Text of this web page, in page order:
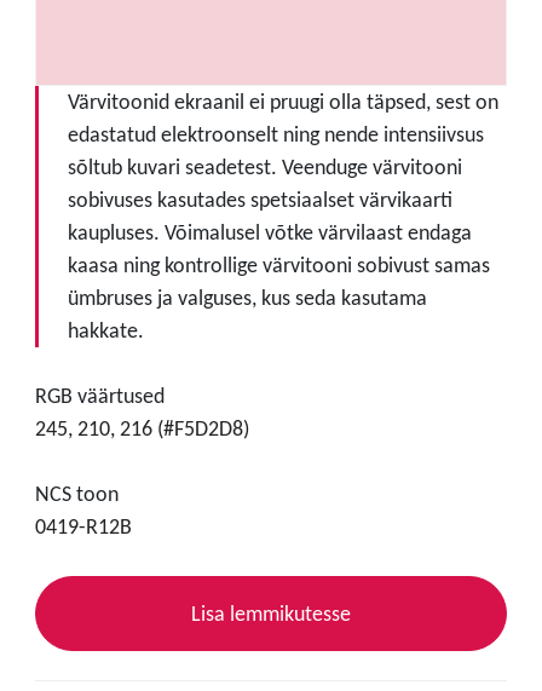
Värvitoonid ekraanil ei pruugi olla täpsed, sest on
edastatud elektroonselt ning nende intensiivsus
sõltub kuvari seadetest. Veenduge värvitooni
sobivuses kasutades spetsiaalset värvikaarti
kaupluses. Võimalusel võtke värvilaast endaga
kaasa ning kontrollige värvitooni sobivust samas
ümbruses ja valguses, kus seda kasutama
hakkate.
RGB väärtused
245, 210, 216 (#F5D2D8)
NCS toon
0419-R12B
Lisa lemmikutesse